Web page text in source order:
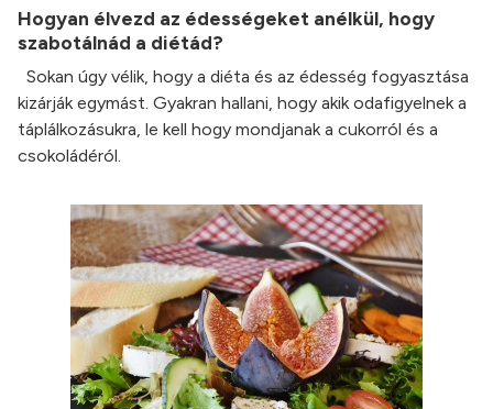
Hogyan élvezd az édességeket anélkül, hogy
szabotálnád a diétád?
Sokan úgy vélik, hogy a diéta és az édesség fogyasztása
kizárják egymást. Gyakran hallani, hogy akik odafigyelnek a
táplálkozásukra, le kell hogy mondjanak a cukorról és a
csokoládéról.